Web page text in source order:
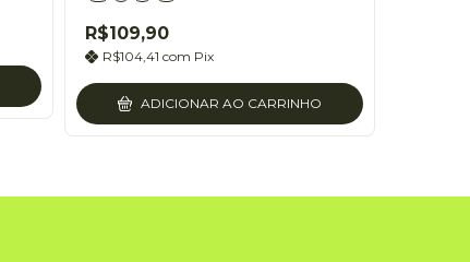
R$109,90
R$104,41 com Pix
ADICIONAR AO CARRINHO